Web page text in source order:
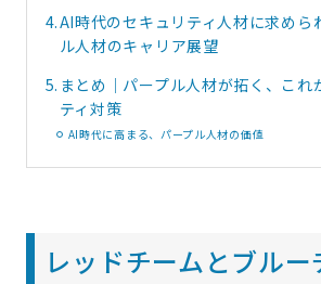
4.AI時代のセキュリティ人材に求めら
ル人材のキャリア展望
5. まとめ｜パープル人材が拓く、これ
ティ対策
AI時代に高まる、パープル人材の価値
レッドチームとブル